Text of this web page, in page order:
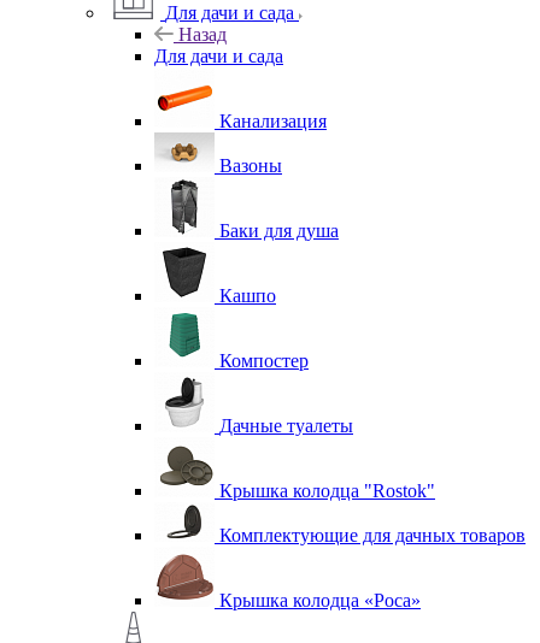
Для дачи и сада
Назад
Для дачи и сада
Канализация
Вазоны
Баки для душа
Кашпо
Компостер
Дачные туалеты
Крышка колодца "Rostok"
Комплектующие для дачных товаров
Крышка колодца «Роса»